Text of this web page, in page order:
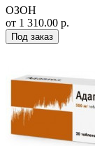
ОЗОН
от 1 310.00 р.
Под заказ